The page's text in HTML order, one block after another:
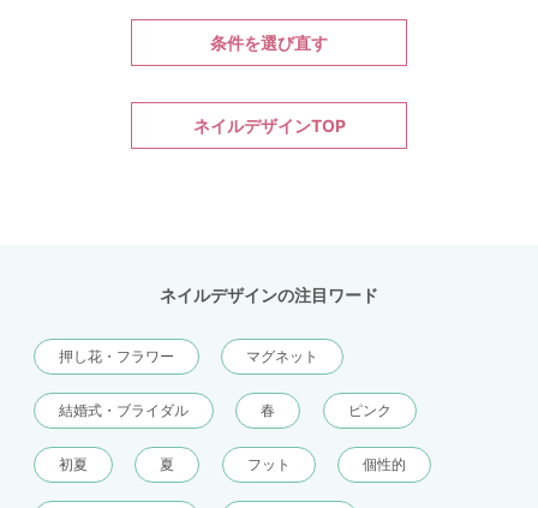
条件を選び直す
ネイルデザインTOP
ネイルデザインの注目ワード
押し花・フラワー マグネット
結婚式・ブライダル 春 ピンク
初夏 夏 フット 個性的